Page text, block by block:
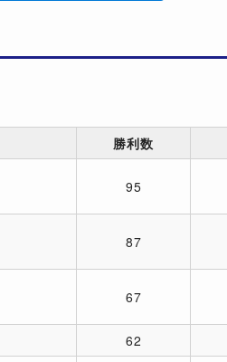
勝利数
95
87
67
62